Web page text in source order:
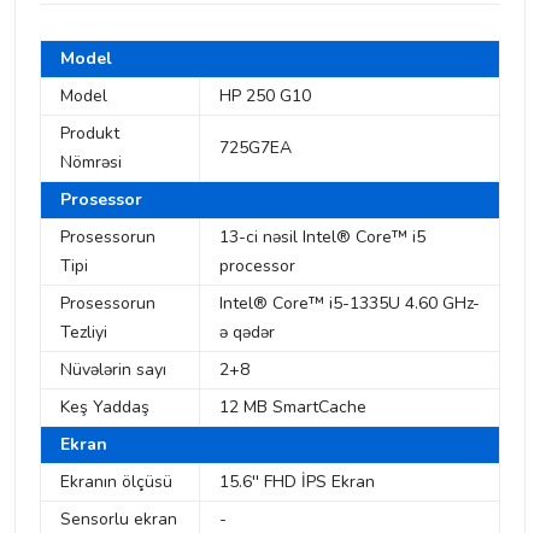
Model
Model
HP 250 G10
Produkt
Nömrəsi
725G7EA
Prosessor
Prosessorun
Tipi
13-ci nəsil Intel® Core™ i5
processor
Prosessorun
Tezliyi
Intel® Core™ i5-1335U 4.60 GHz-
ə qədər
Nüvələrin sayı
2+8
Keş Yaddaş
12 MB SmartCache
Ekran
Ekranın ölçüsü
15.6'' FHD İPS Ekran
Sensorlu ekran
-